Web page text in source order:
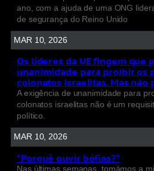
ano, com a ajuda de uma ONG
de segurança do Reino Unido
MAR 10, 2026
Os líderes da UE fingem que
unanimidade para proibir os
colonatos israelitas. Mas não
A exigência de unanimidade para
colonatos israelitas não é um
político.
MAR 10, 2026
“Porquê ouvir bófias?”
Nas últimas semanas, tomámos a